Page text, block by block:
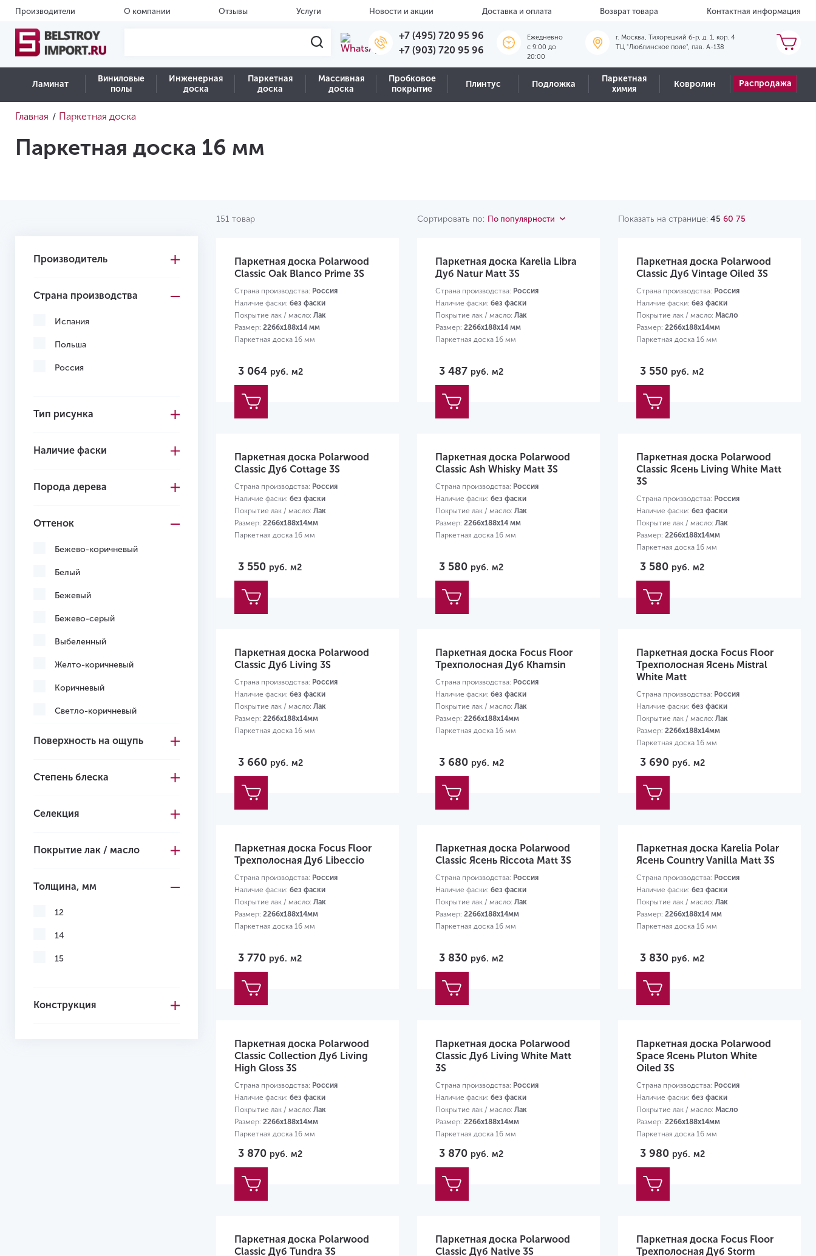
Производители О компании Отзывы Услуги Новости и акции Доставка и оплата Возврат товара Контактная информация
+7 (495) 720 95 96
+7 (903) 720 95 96
Ежедневно
c 9:00 до
20:00
г. Москва, Тихорецкий б-р, д. 1, кор. 4
ТЦ "Люблинское поле", пав. А-138
Ламинат
Виниловые
полы
Инженерная
доска
Паркетная
доска
Массивная
доска
Пробковое
покрытие
Плинтус Подложка
Паркетная
химия
Ковролин Распродажа
Главная / Паркетная доска
Паркетная доска 16 мм
151 товар Сортировать по: По популярности Показать на странице: 45 60 75
Производитель
Страна производства
Испания
Польша
Россия
Тип рисунка
Наличие фаски
Порода дерева
Оттенок
Бежево-коричневый
Белый
Бежевый
Бежево-серый
Выбеленный
Желто-коричневый
Коричневый
Светло-коричневый
Темно-коричневый
Поверхность на ощупь
Степень блеска
Селекция
Покрытие лак / масло
Толщина, мм
12
14
15
Конструкция
Паркетная доска Polarwood
Classic Oak Blanco Prime 3S
Страна производства: Россия
Наличие фаски: без фаски
Покрытие лак / масло: Лак
Размер: 2266х188х14 мм
Паркетная доска 16 мм
3 064 руб. м2
Паркетная доска Karelia Libra
Дуб Natur Matt 3S
Страна производства: Россия
Наличие фаски: без фаски
Покрытие лак / масло: Лак
Размер: 2266х188х14 мм
Паркетная доска 16 мм
3 487 руб. м2
Паркетная доска Polarwood
Classic Дуб Vintage Oiled 3S
Страна производства: Россия
Наличие фаски: без фаски
Покрытие лак / масло: Масло
Размер: 2266х188х14мм
Паркетная доска 16 мм
3 550 руб. м2
Паркетная доска Polarwood
Classic Дуб Cottage 3S
Страна производства: Россия
Наличие фаски: без фаски
Покрытие лак / масло: Лак
Размер: 2266х188х14мм
Паркетная доска 16 мм
3 550 руб. м2
Паркетная доска Polarwood
Classic Ash Whisky Matt 3S
Страна производства: Россия
Наличие фаски: без фаски
Покрытие лак / масло: Лак
Размер: 2266х188х14 мм
Паркетная доска 16 мм
3 580 руб. м2
Паркетная доска Polarwood
Classic Ясень Living White Matt
3S
Страна производства: Россия
Наличие фаски: без фаски
Покрытие лак / масло: Лак
Размер: 2266х188х14мм
Паркетная доска 16 мм
3 580 руб. м2
Паркетная доска Polarwood
Classic Дуб Living 3S
Страна производства: Россия
Наличие фаски: без фаски
Покрытие лак / масло: Лак
Размер: 2266х188х14мм
Паркетная доска 16 мм
3 660 руб. м2
Паркетная доска Focus Floor
Трехполосная Дуб Khamsin
Страна производства: Россия
Наличие фаски: без фаски
Покрытие лак / масло: Лак
Размер: 2266х188х14мм
Паркетная доска 16 мм
3 680 руб. м2
Паркетная доска Focus Floor
Трехполосная Ясень Mistral
White Matt
Страна производства: Россия
Наличие фаски: без фаски
Покрытие лак / масло: Лак
Размер: 2266х188х14мм
Паркетная доска 16 мм
3 690 руб. м2
Паркетная доска Focus Floor
Трехполосная Дуб Libeccio
Страна производства: Россия
Наличие фаски: без фаски
Покрытие лак / масло: Лак
Размер: 2266х188х14мм
Паркетная доска 16 мм
3 770 руб. м2
Паркетная доска Polarwood
Classic Ясень Riccota Matt 3S
Страна производства: Россия
Наличие фаски: без фаски
Покрытие лак / масло: Лак
Размер: 2266х188х14мм
Паркетная доска 16 мм
3 830 руб. м2
Паркетная доска Karelia Polar
Ясень Country Vanilla Matt 3S
Страна производства: Россия
Наличие фаски: без фаски
Покрытие лак / масло: Лак
Размер: 2266х188х14 мм
Паркетная доска 16 мм
3 830 руб. м2
Паркетная доска Polarwood
Classic Collection Дуб Living
High Gloss 3S
Страна производства: Россия
Наличие фаски: без фаски
Покрытие лак / масло: Лак
Размер: 2266х188х14мм
Паркетная доска 16 мм
3 870 руб. м2
Паркетная доска Polarwood
Classic Дуб Living White Matt
3S
Страна производства: Россия
Наличие фаски: без фаски
Покрытие лак / масло: Лак
Размер: 2266х188х14мм
Паркетная доска 16 мм
3 870 руб. м2
Паркетная доска Polarwood
Space Ясень Pluton White
Oiled 3S
Страна производства: Россия
Наличие фаски: без фаски
Покрытие лак / масло: Масло
Размер: 2266х188х14мм
Паркетная доска 16 мм
3 980 руб. м2
Паркетная доска Polarwood
Classic Дуб Tundra 3S
Паркетная доска Polarwood
Classic Дуб Native 3S
Паркетная доска Focus Floor
Трехполосная Дуб Storm